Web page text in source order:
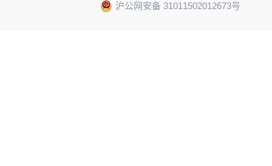
沪公网安备 31011502012673号